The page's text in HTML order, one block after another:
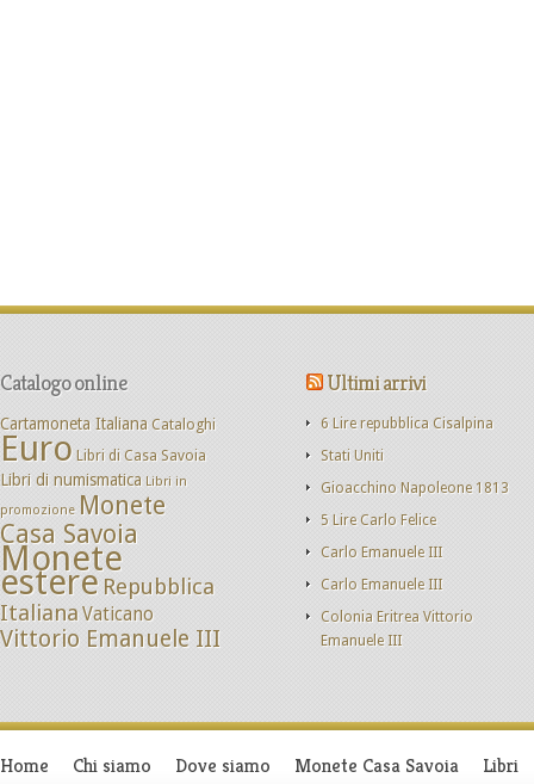
Catalogo online
Cartamoneta Italiana Cataloghi
Euro Libri di Casa Savoia
Libri di numismatica Libri in
promozione Monete
Casa Savoia
Monete
estere Repubblica
ItalianaVaticano
Vittorio Emanuele III
Ultimi arrivi
6 Lire repubblica Cisalpina
Stati Uniti
Gioacchino Napoleone 1813
5 Lire Carlo Felice
Carlo Emanuele III
Carlo Emanuele III
Colonia Eritrea Vittorio
Emanuele III
Home Chi siamo Dove siamo Monete Casa Savoia Libri